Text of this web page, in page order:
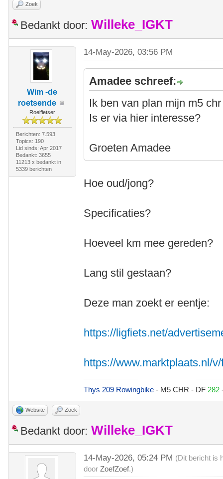
Zoek
Bedankt door: Willeke_IGKT
Wim -de
roetsende
Roeifietser
Berichten: 7.593
Topics: 190
Lid sinds: Apr 2017
Bedankt: 3655
11213 x bedankt in
5339 berichten
14-May-2026, 03:56 PM
Amadee schreef:
Ik ben van plan mijn m5
Is er via hier interesse?
Groeten Amadee
Hoe oud/jong?
Specificaties?
Hoeveel km mee gereden?
Lang stil gestaan?
Deze man zoekt er eentje:
https://ligfiets.net/
https://www.marktplaats.nl/
Thys 209 Rowingbike- M5 CHR - DF 282
Website Zoek
Bedankt door: Willeke_IGKT
14-May-2026, 05:24 PM (Dit bericht is
doorZoefZoef.)